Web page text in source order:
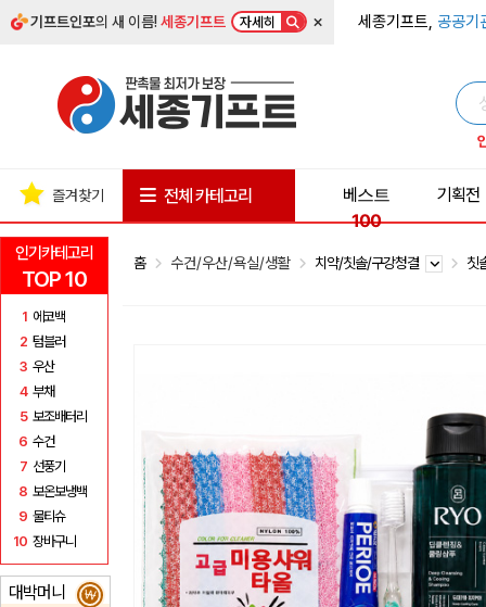
기프트인포의 새 이름!세종기프트 자세히 × 세종기프트, 공공기
인기카테고리
TOP 10
1 에코백
2 텀블러
3 우산
4 부채
5 보조배터리
6 수건
7 선풍기
8 보온보냉백
9 물티슈
10 장바구니
대박머니 ₩
즐겨찾기 전체 카테고리
베스트
100
기획전
홈 수건/우산/욕실/생활 치약/칫솔/구강청결 칫